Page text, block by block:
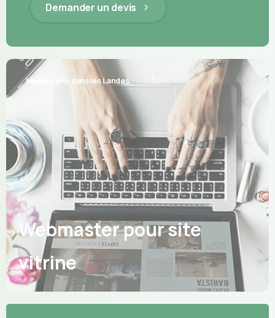
Demander un devis
Meilleur prix dans les Landes
Webmaster pour site
vitrine